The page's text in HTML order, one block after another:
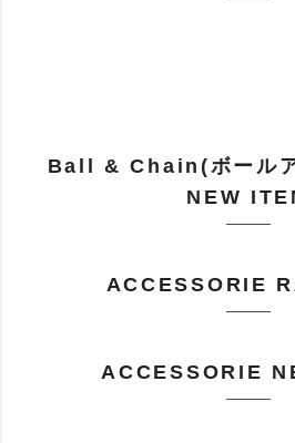
Ball & Chain(ボール
NEW
ACCESSORIE
ACCESSORIE